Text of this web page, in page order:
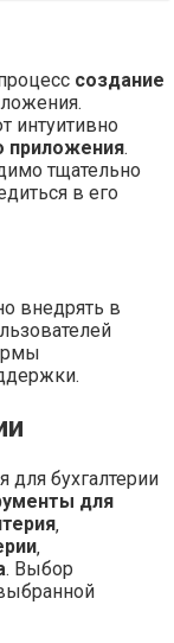
создание
интуитивно
приложения.
тщательно
в его
внедрять в
для бухгалтерии
для
‚
‚
. Выбор